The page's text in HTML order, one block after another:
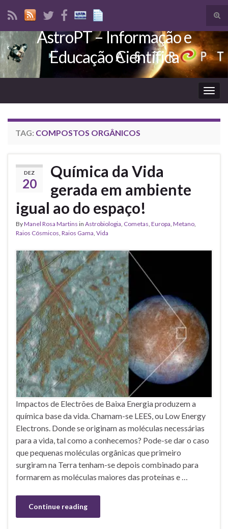
Search for:
AstroPT – Informação e
Educação Científica
TAG: COMPOSTOS ORGÂNICOS
DEZ
20
Química da Vida
gerada em ambiente
igual ao do espaço!
ByManel Rosa Martins in Astrobiologia, Cometas, Europa, Metano,
Raios Cósmicos, Raios Gama, Vida
Impactos de Electrões de Baixa Energia produzem a
química base da vida. Chamam-se LEES, ou Low Energy
Electrons. Donde se originam as moléculas necessárias
para a vida, tal como a conhecemos? Pode-se dar o caso
que pequenas moléculas orgânicas que primeiro
surgiram na Terra tenham-se depois combinado para
formarem as moléculas maiores das proteínas e …
Continue reading